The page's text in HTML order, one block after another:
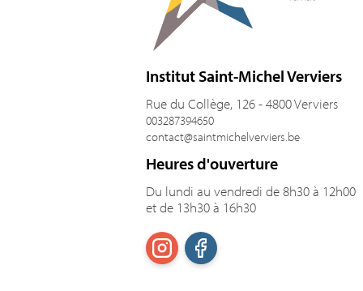
Institut Saint-Michel Verviers
Rue du Collège, 126 - 4800 Verviers
003287394650
contact@saintmichelverviers.be
Heures d'ouverture
Du lundi au vendredi de 8h30 à 12h00
et de 13h30 à 16h30